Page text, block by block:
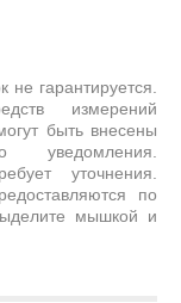
не гарантируется.
измерений
быть внесены
уведомления.
уточнения.
по
мышкой и